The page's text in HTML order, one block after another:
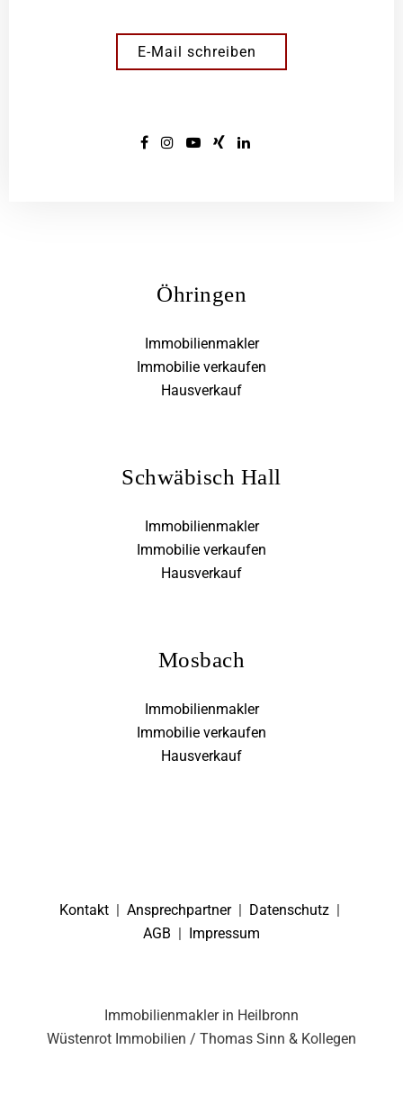
E-Mail schreiben
Öhringen
Immobilienmakler
Immobilie verkaufen
Hausverkauf
Schwäbisch Hall
Immobilienmakler
Immobilie verkaufen
Hausverkauf
Mosbach
Immobilienmakler
Immobilie verkaufen
Hausverkauf
Kontakt Ansprechpartner| Datenschutz
AGB
Impressum
Immobilienmakler in Heilbronn
Wüstenrot Immobilien / Thomas Sinn & Kollegen